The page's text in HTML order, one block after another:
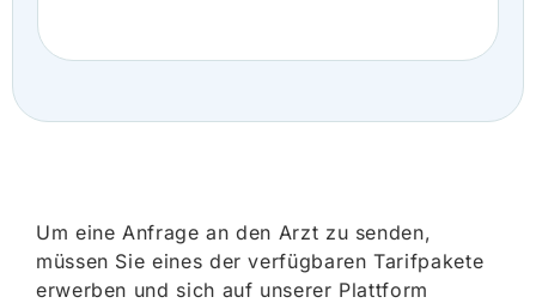
Um eine Anfrage an den Arzt zu senden,
müssen Sie eines der verfügbaren Tarifpakete
erwerben und sich auf unserer Plattform